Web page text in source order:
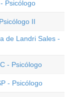
Psicólogo
II
de Landri Sales -
- Psicólogo
- Psicólogo